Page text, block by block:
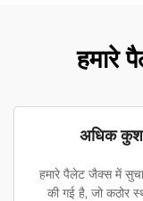
हमारे
अधिक
हमारे पैलेट जैक्स में
की गई है, जो कठोर